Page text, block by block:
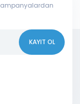
KAYIT OL